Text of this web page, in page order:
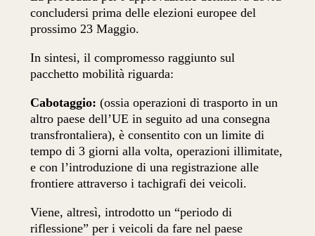
concludersi prima delle elezioni europee del
prossimo 23 Maggio.
In sintesi, il compromesso raggiunto sul
pacchetto mobilità riguarda:
Cabotaggio: (ossia operazioni di trasporto in un
altro paese dell’UE in seguito ad una consegna
transfrontaliera), è consentito con un limite di
tempo di 3 giorni alla volta, operazioni illimitate,
e con l’introduzione di una registrazione alle
frontiere attraverso i tachigrafi dei veicoli.
Viene, altresì, introdotto un “periodo di
riflessione” per i veicoli da fare nel paese